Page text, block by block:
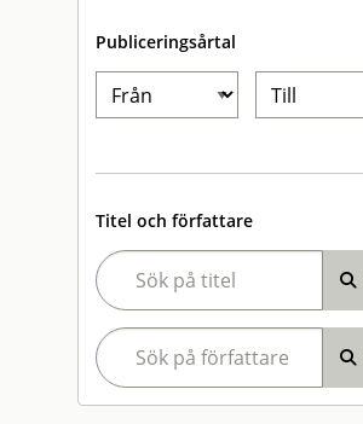
Publiceringsårtal
Titel och författare